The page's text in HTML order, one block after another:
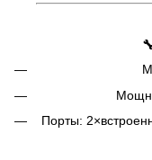
Порты: